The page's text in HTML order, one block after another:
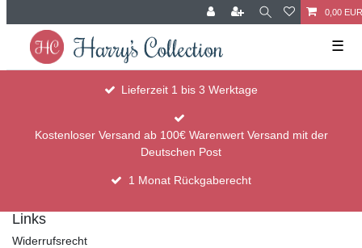
0,00 EUR
☰
Lieferzeit 1 bis 3 Werktage
Kostenloser Versand ab 100€ Warenwert Versand mit der
Deutschen Post
1 Monat Rückgaberecht
Links
Widerrufsrecht